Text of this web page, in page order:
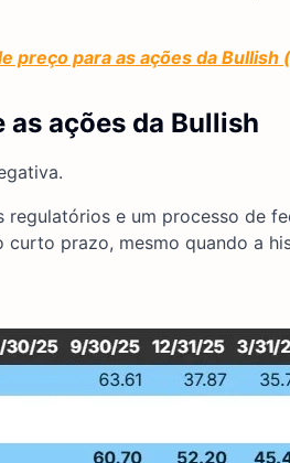
preço para as ações da Bullish
as ações da Bullish
e um processo de
curto prazo, mesmo quando a